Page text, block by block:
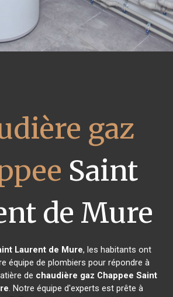
gaz
Saint
de Mure
Laurent de Mure, les habitants ont
équipe de plombiers pour répondre à
de chaudière gaz Chappee Saint
. Notre équipe d'experts est prête à